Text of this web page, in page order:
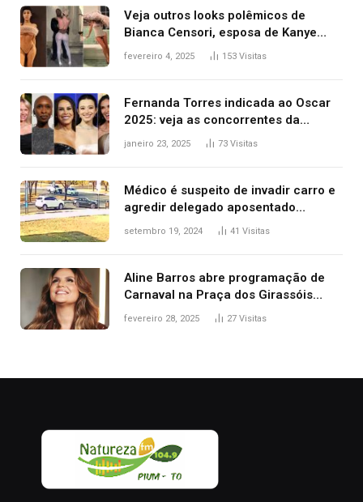
Veja outros looks polêmicos de
Bianca Censori, esposa de Kanye
West que apareceu nua no Grammy
fevereiro 4, 2025 153 Visitas
Fernanda Torres indicada ao Oscar
2025: veja as concorrentes da
brasileira a melhor atriz
janeiro 23, 2025 73 Visitas
Médico é suspeito de invadir carro e
agredir delegado aposentado
durante confusão no trânsito
setembro 19, 2024 41 Visitas
Aline Barros abre programação de
Carnaval na Praça dos Girassóis
nesta sexta-feira, em Palmas
fevereiro 28, 2025 27 Visitas